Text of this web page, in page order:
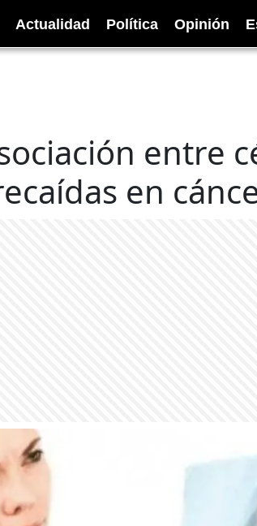
Actualidad Política Opinión
entre
en